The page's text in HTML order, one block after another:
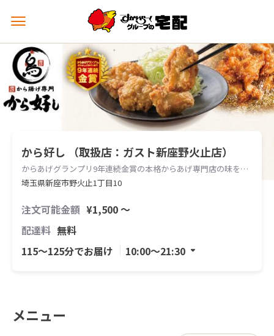
メ
ュ
ー
を
開
く
から好し （取扱店：ガスト新座野火止店）
からあげグランプリ9年連続金賞の本格からあげ専門店の味をお届けします。
埼玉県新座市野火止1丁目10
注文可能金額 ¥1,500 〜
配達料 無料
115〜125分でお届け
10:00〜21:30
メニュー